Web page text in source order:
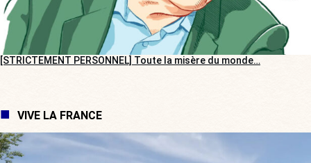
[STRICTEMENT PERSONNEL] Toute la misère du monde…
VIVE LA FRANCE